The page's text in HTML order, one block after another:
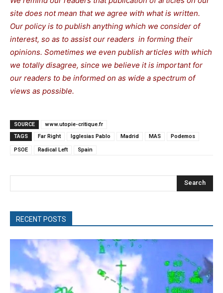
site does not mean that we agree with what is written.
Our policy is to publish anything which we consider of
interest, so as to assist our readers in forming their
opinions. Sometimes we even publish articles with which
we totally disagree, since we believe it is important for
our readers to be informed on as wide a spectrum of
views as possible.
SOURCE
www.utopie-critique.fr
TAGS
Far Right Igglesias Pablo Madrid MAS Podemos
PSOE Radical Left Spain
Search
RECENT POSTS